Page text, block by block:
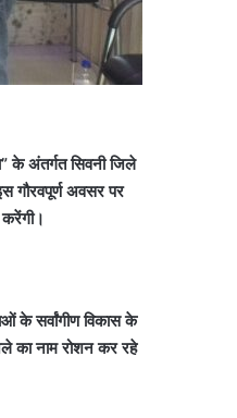
के अंतर्गत सिवनी जिले
गौरवपूर्ण अवसर पर
के सर्वांगीण विकास के
का नाम रोशन कर रहे